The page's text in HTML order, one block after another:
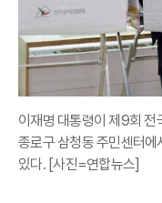
이재명 대통령이 제9회
종로구 삼청동 주민센터에
있다. [사진=연합뉴스]